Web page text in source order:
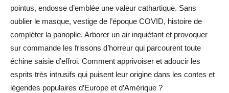
pointus, endosse d’emblée une valeur cathartique. Sans
oublier le masque, vestige de l’époque COVID, histoire de
compléter la panoplie. Arborer un air inquiétant et provoquer
sur commande les frissons d’horreur qui parcourent toute
échine saisie d’effroi. Comment apprivoiser et adoucir les
esprits très intrusifs qui puisent leur origine dans les contes et
légendes populaires d’Europe et d’Amérique ?